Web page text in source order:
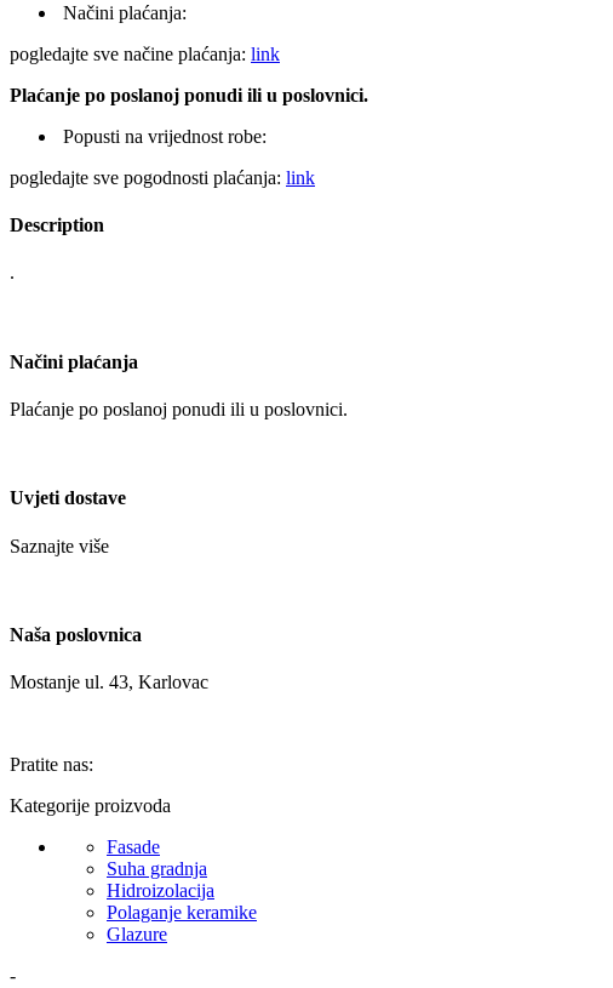
Načini plaćanja:
pogledajte sve načine plaćanja: link
Plaćanje po poslanoj ponudi ili u poslovnici.
Popusti na vrijednost robe:
pogledajte sve pogodnosti plaćanja: link
Description
.
Načini plaćanja
Plaćanje po poslanoj ponudi ili u poslovnici.
Uvjeti dostave
Saznajte više
Naša poslovnica
Mostanje ul. 43, Karlovac
Pratite nas:
Kategorije proizvoda
Fasade
Suha gradnja
Hidroizolacija
Polaganje keramike
Glazure
-